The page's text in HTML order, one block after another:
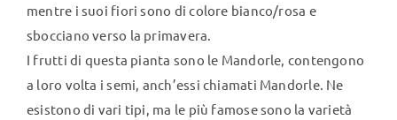
mentre i suoi fiori sono di colore bianco/rosa e
sbocciano verso la primavera.
I frutti di questa pianta sono le Mandorle, contengono
a loro volta i semi, anch’essi chiamati Mandorle. Ne
esistono di vari tipi, ma le più famose sono la varietà